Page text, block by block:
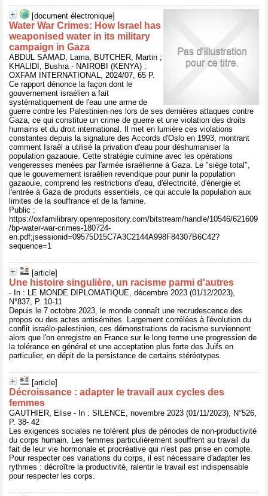
[document électronique]
Water War Crimes: How Israel has
weaponised water in its military
campaign in Gaza
ABDUL SAMAD, Lama, BUTCHER, Martin ;
KHALIDI, Bushra - NAIROBI (KENYA) :
OXFAM INTERNATIONAL, 2024/07, 65 P.
Ce rapport dénonce la façon dont le
gouvernement israélien a fait
systématiquement de l'eau une arme de
guerre contre les Palestinien·nes lors de ses dernières attaques contre
Gaza, ce qui constitue un crime de guerre et une violation des droits
humains et du droit international. Il met en lumière ces violations
constantes depuis la signature des Accords d'Oslo en 1993, montrant
comment Israël a utilisé la privation d'eau pour déshumaniser la
population gazaouie. Cette stratégie culmine avec les opérations
vengeresses menées par l'armée israélienne à Gaza. Le "siège total",
que le gouvernement israélien revendique pour punir la population
gazaouie, comprend les restrictions d'eau, d'électricité, d'énergie et
l'entrée à Gaza de produits essentiels, ce qui accule la population aux
limites de la souffrance et de la famine.
Public :
https://oxfamilibrary.openrepository.com/bitstream/handle/10546/621609
/bp-water-war-crimes-180724-
en.pdf;jsessionid=09575D15C7A3C2144A998F84307B6C42?
sequence=1
[article]
Une histoire singulière, un racisme parmi d'autres
- In : LE MONDE DIPLOMATIQUE, décembre 2023 (01/12/2023),
N°837, P. 10-11
Depuis le 7 octobre 2023, le monde connaît une recrudescence des
propos ou des actes antisémites. Largement corrélées à l'évolution du
conflit israélo-palestinien, ces démonstrations de racisme surviennent
alors que l'on enregistre en France sur le long terme une progression de
la tolérance en général et une acceptation plus forte des Juifs en
particulier, en dépit de la persistance de certains stéréotypes.
[article]
Décroissance : adapter le travail aux cycles des
femmes
GAUTHIER, Elise - In : SILENCE, novembre 2023 (01/11/2023), N°526,
P. 38- 42
Les exigences sociales ne tolèrent plus de périodes de non-productivité
du corps humain. Les femmes particulièrement souffrent au travail du
fait de leur vie hormonale et procréative qui n'est pas prise en compte.
Pour respecter ces variations du corps, il est nécessaire d'adapter les
rythmes : décroître la productivité, ralentir le travail est indispensable
pour respecter les corps.